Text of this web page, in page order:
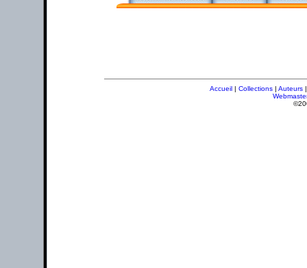
Accueil | Collections | Auteurs